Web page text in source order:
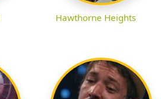
Hawthorne Heights